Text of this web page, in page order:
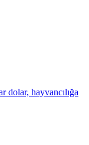
dolar, hayvancılığa